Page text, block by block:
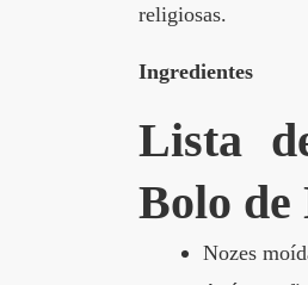
religiosas.
Ingredientes
Lista
Bolo de
Nozes